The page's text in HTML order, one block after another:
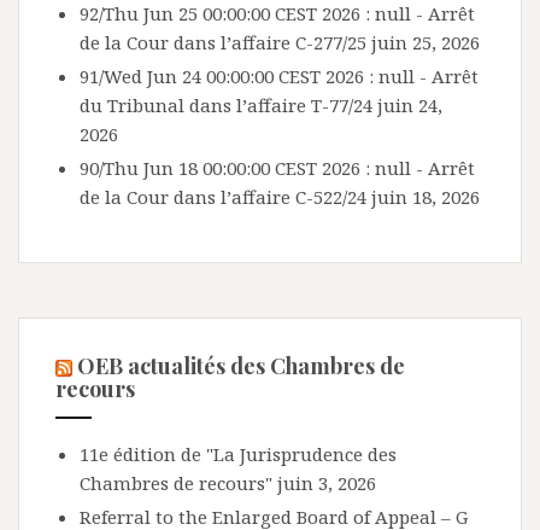
92/Thu Jun 25 00:00:00 CEST 2026 : null - Arrêt
de la Cour dans l’affaire C-277/25 juin 25, 2026
91/Wed Jun 24 00:00:00 CEST 2026 : null - Arrêt
du Tribunal dans l’affaire T-77/24 juin 24,
2026
90/Thu Jun 18 00:00:00 CEST 2026 : null - Arrêt
de la Cour dans l’affaire C-522/24 juin 18, 2026
OEB actualités des Chambres de
recours
11e édition de "La Jurisprudence des
Chambres de recours" juin 3, 2026
Referral to the Enlarged Board of Appeal – G